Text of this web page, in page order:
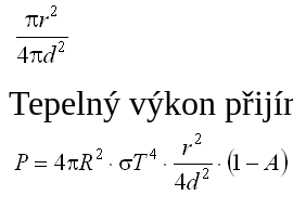
Tepelný výkon